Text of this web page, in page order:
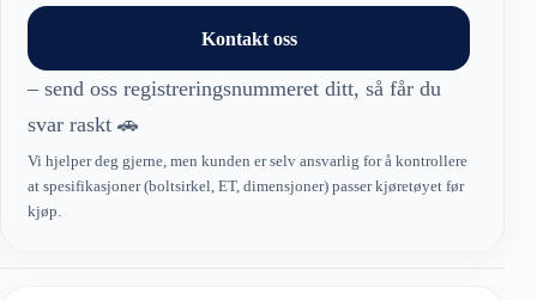
Kontakt oss
– send oss registreringsnummeret ditt, så får du
svar raskt 🚗
Vi hjelper deg gjerne, men kunden er selv ansvarlig for å kontrollere
at spesifikasjoner (boltsirkel, ET, dimensjoner) passer kjøretøyet før
kjøp.